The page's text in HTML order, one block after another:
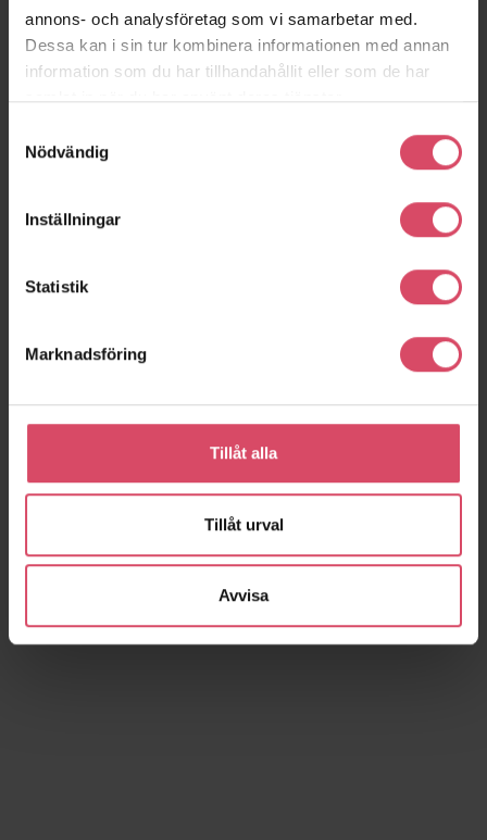
annons- och analysföretag som vi samarbetar med.
Dessa kan i sin tur kombinera informationen med annan
information som du har tillhandahållit eller som de har
samlat in när du har använt deras tjänster.
Nödvändig
Inställningar
Statistik
Marknadsföring
Tillåt alla
Tillåt urval
Avvisa
Göteborg Lerum